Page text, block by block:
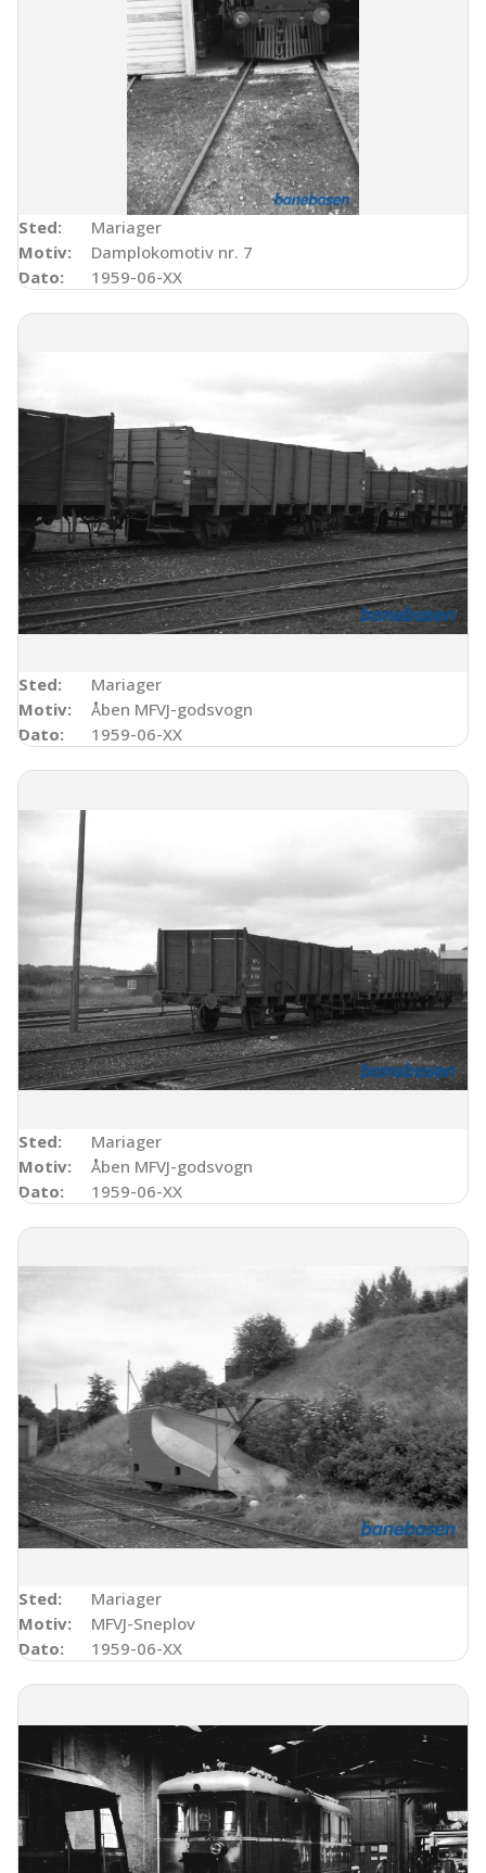
Sted:
Mariager
Motiv:
Damplokomotiv nr. 7
Dato:
1959-06-XX
Sted:
Mariager
Motiv:
Åben MFVJ-godsvogn
Dato:
1959-06-XX
Sted:
Mariager
Motiv:
Åben MFVJ-godsvogn
Dato:
1959-06-XX
Sted:
Mariager
Motiv:
MFVJ-Sneplov
Dato:
1959-06-XX